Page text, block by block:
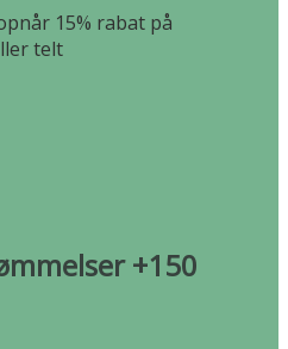
15% rabat på
telt
+150